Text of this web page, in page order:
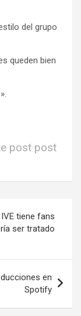
del grupo
queden bien
post post
tiene fans
ser tratado
en
Spotify